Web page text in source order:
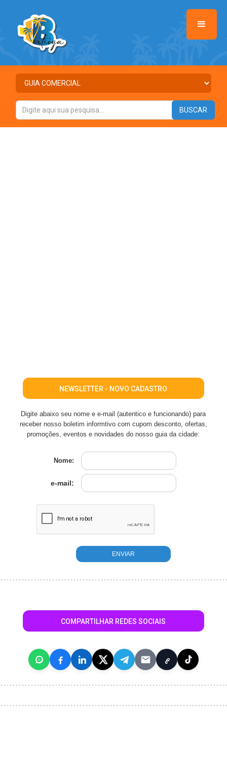
NEWSLETTER - NOVO CADASTRO
Digite abaixo seu nome e e-mail (autentico e funcionando) para
receber nosso boletim informtivo com cupom desconto, ofertas,
promoções, eventos e novidades do nosso guia da cidade:
Nome:
e-mail:
COMPARTILHAR REDES SOCIAIS